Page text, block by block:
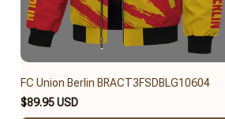
FC Union Berlin BRACT3FSDBLG10604
$89.95 USD